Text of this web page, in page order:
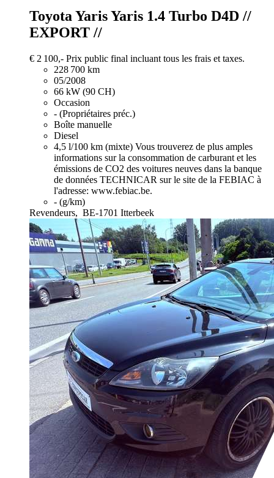
Toyota YarisYaris 1.4 Turbo D4D //
EXPORT //
€ 2 100,- Prix public final incluant tous les frais et taxes.
228 700 km
05/2008
66 kW (90 CH)
Occasion
- (Propriétaires préc.)
Boîte manuelle
Diesel
4,5 l/100 km (mixte) Vous trouverez de plus amples
informations sur la consommation de carburant et les
émissions de CO2 des voitures neuves dans la banque
de données TECHNICAR sur le site de la FEBIAC à
l'adresse: www.febiac.be.
- (g/km)
Revendeurs, BE-1701 Itterbeek